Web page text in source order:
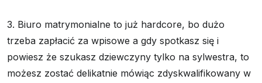
3. Biuro matrymonialne to już hardcore, bo dużo
trzeba zapłacić za wpisowe a gdy spotkasz się i
powiesz że szukasz dziewczyny tylko na sylwestra, to
możesz zostać delikatnie mówiąc zdyskwalifikowany w